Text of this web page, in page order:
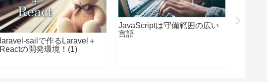
laravel-sailで作るLaravel＋
Reactの開発環境！(1)
JavaScriptは守備範囲の広い
言語
Macの